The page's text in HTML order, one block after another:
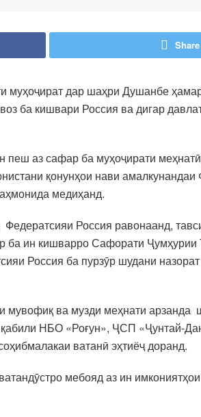
дар шаҳри Душанбе
ба кишвари Россия ва дигар
пеш аз сафар ба муҳоҷирати
қонунҳои нави
медиҳанд.
Россия равонаанд,
ба ин кишварро Сафорати
Россия ба пурзӯр шудани
ва музди меҳнати арзанда
НБО «Роғун», ҶСП «Ҷунтай-
ватанӣ эҳтиёҷ доранд.
мебояд аз ин